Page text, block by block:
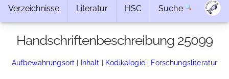
Verzeichnisse Literatur HSC Suche
Handschriftenbeschreibung 25099
Aufbewahrungsort | Inhalt | Kodikologie| Forschungsliteratur